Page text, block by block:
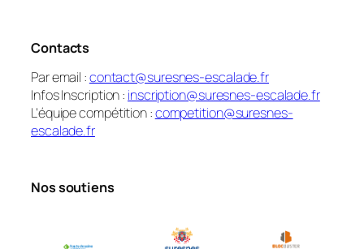
Contacts
Par email :contact@suresnes-escalade.fr
Infos Inscription : inscription@suresnes-escalade.fr
L’équipe compétition :competition@suresnes-
escalade.fr
Nos soutiens